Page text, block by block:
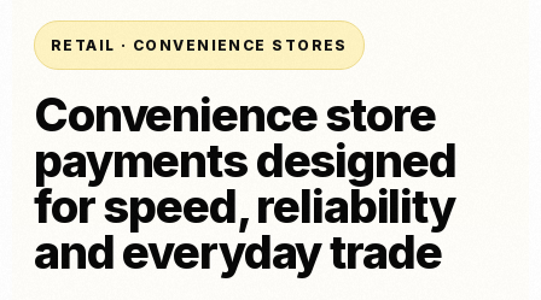
RETAIL · CONVENIENCE STORES
Convenience store
payments designed
for speed, reliability
and everyday trade